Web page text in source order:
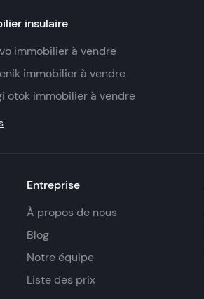
insulaire
immobilier à vendre
immobilier à vendre
otok immobilier à vendre
Entreprise
À propos de nous
Blog
Notre équipe
Liste des prix